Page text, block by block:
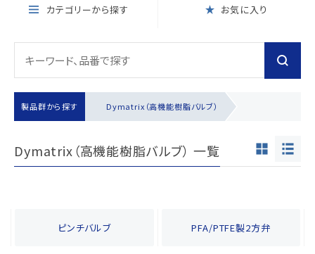
カテゴリーから探す お気に入り
製品群から探す Dymatrix（高機能樹脂バルブ）
Dymatrix（高機能樹脂バルブ） 一覧
ピンチバルブ PFA/PTFE製2方弁